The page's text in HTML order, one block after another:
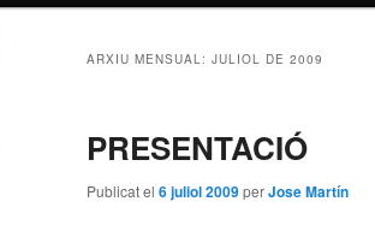
principal
secundari
ARXIU MENSUAL: JULIOL DE 2009
PRESENTACIÓ
Publicat el 6 juliol 2009perJose Martín